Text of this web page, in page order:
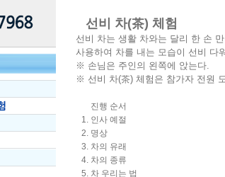
선비 차(茶) 체험
선비 차는 생활 차와는 달리 한 손
사용하여 차를 내는 모습이 선비 다
※ 손님은 주인의 왼쪽에 앉는다.
※ 선비 차(茶) 체험은 참가자 전원
진행 순서
1. 인사 예절
2. 명상
3. 차의 유래
4. 차의 종류
5. 차 우리는 법